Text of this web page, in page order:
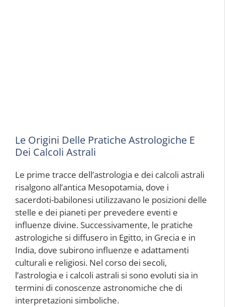
Le Origini Delle Pratiche Astrologiche E
Dei Calcoli Astrali
Le prime tracce dell’astrologia e dei calcoli astrali
risalgono all’antica Mesopotamia, dove i
sacerdoti-babilonesi utilizzavano le posizioni delle
stelle e dei pianeti per prevedere eventi e
influenze divine. Successivamente, le pratiche
astrologiche si diffusero in Egitto, in Grecia e in
India, dove subirono influenze e adattamenti
culturali e religiosi. Nel corso dei secoli,
l’astrologia e i calcoli astrali si sono evoluti sia in
termini di conoscenze astronomiche che di
interpretazioni simboliche.